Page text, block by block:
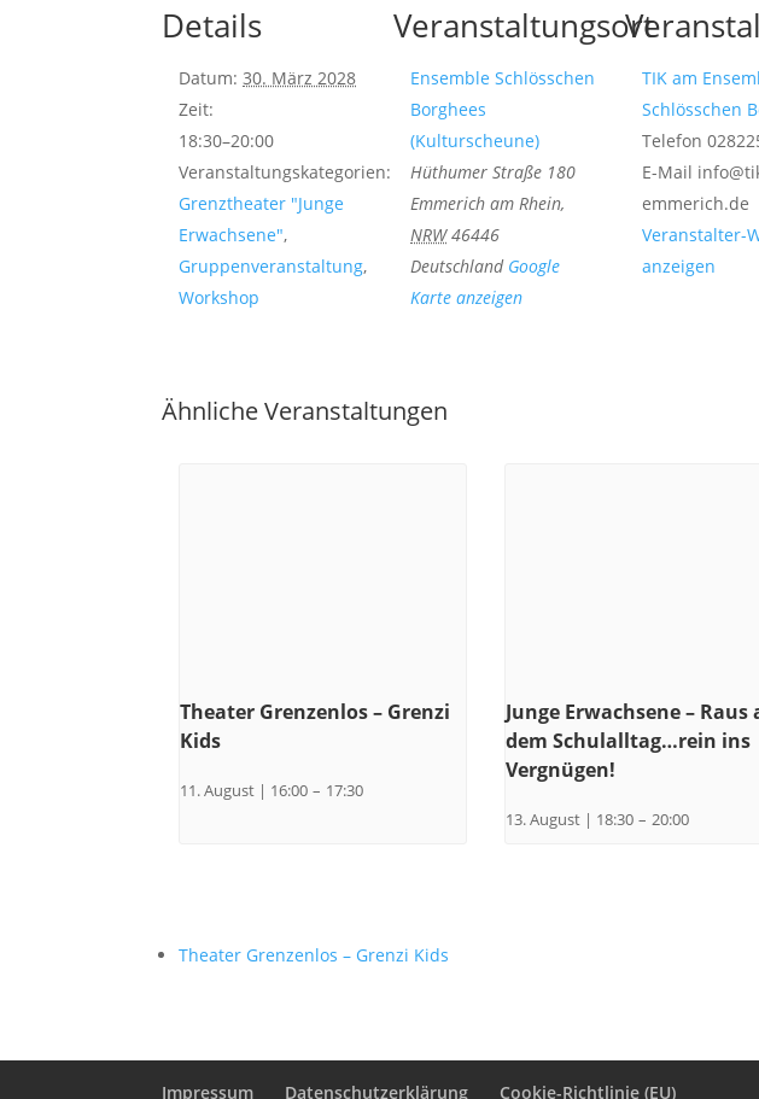
Details
Datum: 30. März 2028
Zeit:
18:30–20:00
Veranstaltungskategorien:
Grenztheater "Junge
Erwachsene",
Gruppenveranstaltung,
Workshop
Veranstaltungsort
Ensemble Schlösschen
Borghees
(Kulturscheune)
Hüthumer Straße 180
Emmerich am Rhein,
NRW 46446
Deutschland Google
Karte anzeigen
TIK am
Schlösschen
Telefon
E-Mail
emmerich.de
Veranstalter-
anzeigen
Ähnliche Veranstaltungen
Theater Grenzenlos – Grenzi
Kids
11. August | 16:00 – 17:30
Junge Erwachsene – Raus
dem Schulalltag…rein ins
Vergnügen!
13. August | 18:30 – 20:00
Theater Grenzenlos – Grenzi Kids
Impressum Datenschutzerklärung Cookie-Richtlinie (EU)